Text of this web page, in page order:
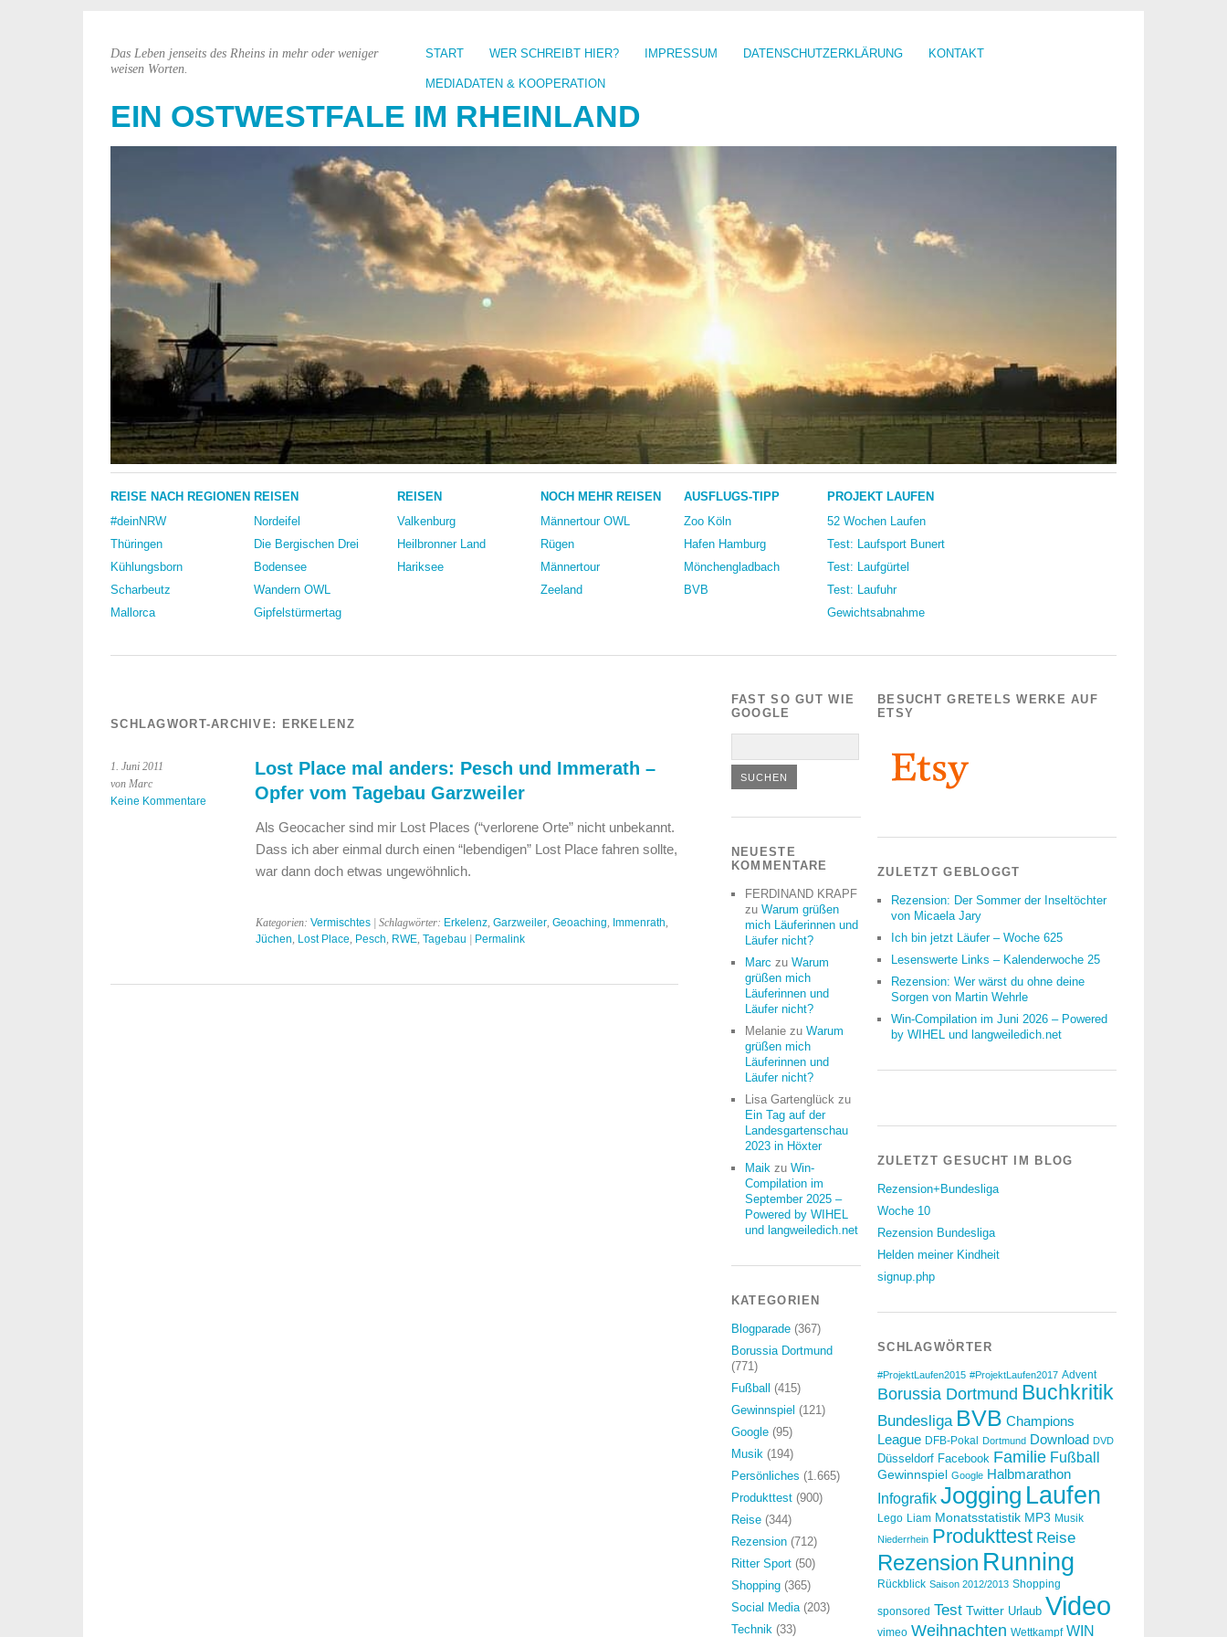
START WER SCHREIBT HIER? IMPRESSUM DATENSCHUTZERKLÄRUNG KONTAKT
MEDIADATEN & KOOPERATION
EIN OSTWESTFALE IM RHEINLAND
Das Leben jenseits des Rheins in mehr oder weniger
weisen Worten.
REISE NACH REGIONEN
#deinNRW
Thüringen
Kühlungsborn
Scharbeutz
Mallorca
REISEN
Nordeifel
Die Bergischen Drei
Bodensee
Wandern OWL
Gipfelstürmertag
REISEN
Valkenburg
Heilbronner Land
Hariksee
NOCH MEHR REISEN
Männertour OWL
Rügen
Männertour
Zeeland
AUSFLUGS-TIPP
Zoo Köln
Hafen Hamburg
Mönchengladbach
BVB
PROJEKT LAUFEN
52 Wochen Laufen
Test: Laufsport Bunert
Test: Laufgürtel
Test: Laufuhr
Gewichtsabnahme
SCHLAGWORT-ARCHIVE: ERKELENZ
1. Juni 2011
von Marc
Keine Kommentare
Lost Place mal anders: Pesch und Immerath –
Opfer vom Tagebau Garzweiler
Als Geocacher sind mir Lost Places (“verlorene Orte” nicht unbekannt.
Dass ich aber einmal durch einen “lebendigen” Lost Place fahren sollte,
war dann doch etwas ungewöhnlich.
Kategorien: Vermischtes| Schlagwörter: Erkelenz, Garzweiler, Geoaching, Immenrath,
Jüchen, Lost Place, Pesch, RWE, Tagebau | Permalink
FAST SO GUT WIE
GOOGLE
NEUESTE
KOMMENTARE
FERDINAND KRAPF
zu Warum grüßen
mich Läuferinnen und
Läufer nicht?
Marc zu Warum
grüßen mich
Läuferinnen und
Läufer nicht?
Melaniezu Warum
grüßen mich
Läuferinnen und
Läufer nicht?
Lisa Gartenglück zu
Ein Tag auf der
Landesgartenschau
2023 in Höxter
Maik zu Win-
Compilation im
September 2025 –
Powered by WIHEL
und langweiledich.net
KATEGORIEN
Blogparade(367)
Borussia Dortmund
(771)
Fußball
(415)
Gewinnspiel (121)
Google(95)
Musik (194)
Persönliches (1.665)
Produkttest(900)
Reise(344)
Rezension(712)
Ritter Sport(50)
Shopping(365)
Social Media(203)
Technik (33)
BESUCHT GRETELS WERKE AUF
ETSY
ZULETZT GEBLOGGT
Rezension: Der Sommer der Inseltöchter
von Micaela Jary
Ich bin jetzt Läufer – Woche 625
Lesenswerte Links – Kalenderwoche 25
Rezension: Wer wärst du ohne deine
Sorgen von Martin Wehrle
Win-Compilation im Juni 2026 – Powered
by WIHEL und langweiledich.net
ZULETZT GESUCHT IM BLOG
Rezension+Bundesliga
Woche 10
Rezension Bundesliga
Helden meiner Kindheit
signup.php
SCHLAGWÖRTER
#ProjektLaufen2015 #ProjektLaufen2017 Advent
Borussia Dortmund Buchkritik
Bundesliga BVB Champions
League DFB-Pokal Dortmund Download DVD
Düsseldorf Facebook Familie Fußball
Gewinnspiel Google Halbmarathon
Infografik Jogging Laufen
Lego Liam Monatsstatistik MP3 Musik
Niederrhein Produkttest Reise
Rezension Running
Rückblick Saison 2012/2013 Shopping
sponsored Test Twitter Urlaub Video
vimeo Weihnachten Wettkampf WIN